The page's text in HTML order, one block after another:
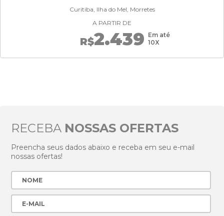
Curitiba, Ilha do Mel, Morretes
A PARTIR DE
R$2.439 Em até
10X
RECEBA NOSSAS OFERTAS
Preencha seus dados abaixo e receba em seu e-mail
nossas ofertas!